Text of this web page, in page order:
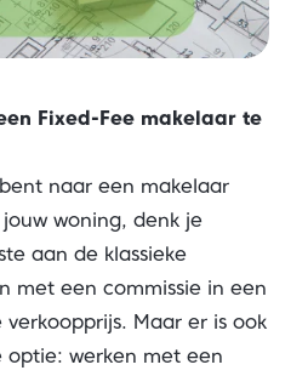
Fixed-Fee makelaar te
naar een makelaar
woning, denk je
aan de klassieke
met een commissie in een
Maar er is ook
optie: werken met een